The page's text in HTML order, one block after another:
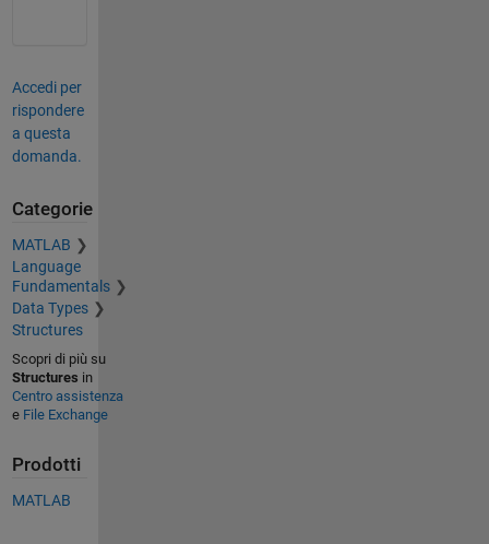
Accedi per
rispondere
a questa
domanda.
Categorie
MATLAB
Language
Fundamentals
Data Types
Structures
Scopri di più su
Structures in
Centro assistenza
e File Exchange
Prodotti
MATLAB